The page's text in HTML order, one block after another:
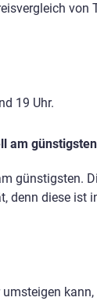
von
19 Uhr.
am
günstigsten.
denn diese ist